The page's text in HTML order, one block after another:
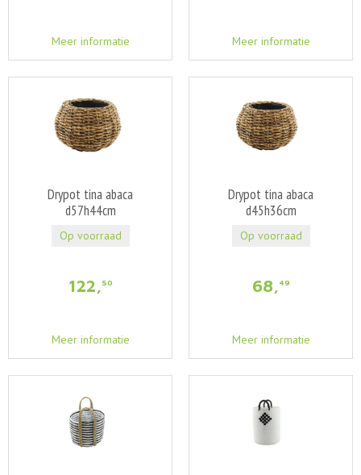
Meer informatie Meer informatie
Drypot tina abaca
d57h44cm
122,50
Meer informatie
Op voorraad
Drypot tina abaca
d45h36cm
68,49
Meer informatie
Op voorraad